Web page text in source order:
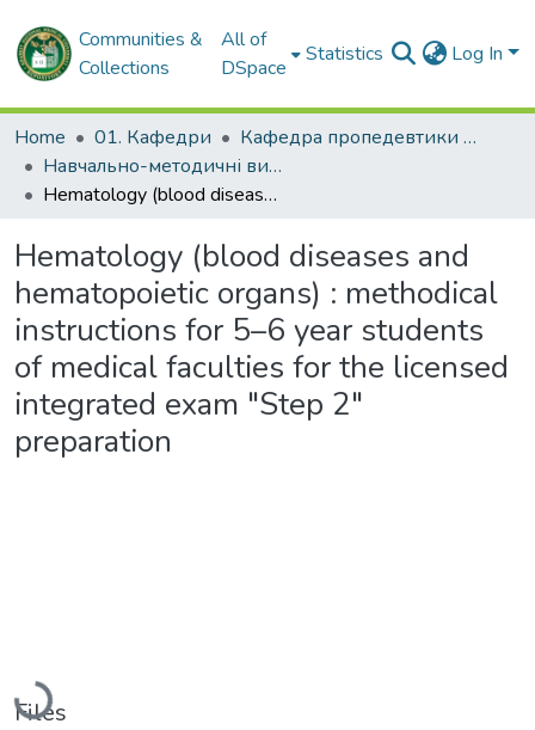
Communities &
Collections
All of
DSpace
Statistics Log In
Home 01. Кафедри
Кафедра пропедевтики внутрішньої медицини № 1, основ біоетики та біобезпеки
Навчально-методичні видання. Кафедра пропедевтики внутрішньої медицини № 1, основ біоетики та біобезпеки
Hematology (blood diseases and hematopoietic organs) : methodical instructions for 5–6 year students of medical faculties for the licensed integrated exam "Step 2" preparation
Hematology (blood diseases and
hematopoietic organs) : methodical
instructions for 5–6 year students
of medical faculties for the licensed
integrated exam "Step 2"
preparation
Loading...
Files